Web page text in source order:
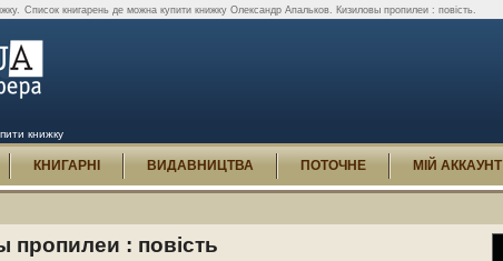
Список книгарень де можна купити книжку Олександр Апальков. Кизиловы пропилеи : повість.
книжку
КНИГАРНІ ВИДАВНИЦТВА ПОТОЧНЕ МІЙ АККАУНТ
пропилеи : повість